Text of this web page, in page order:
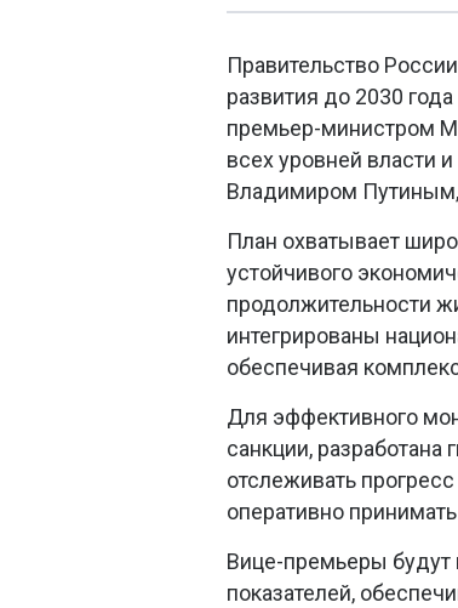
Правительство
развития до 2030
премьер-министром
всех уровней власти
Владимиром
План охватывает
устойчивого
продолжительности
интегрированы
обеспечивая
Для эффективного
санкции, разработана
отслеживать
оперативно
Вице-премьеры будут
показателей,